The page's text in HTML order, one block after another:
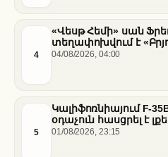
4
«Վեսթ Հեմի» սան
տեղափոխվում է
դժգոհությունը և
04/08/2026, 04:00
5
Կալիֆոռնիայում F-
օդաչուն հասցրել է
01/08/2026, 23:15